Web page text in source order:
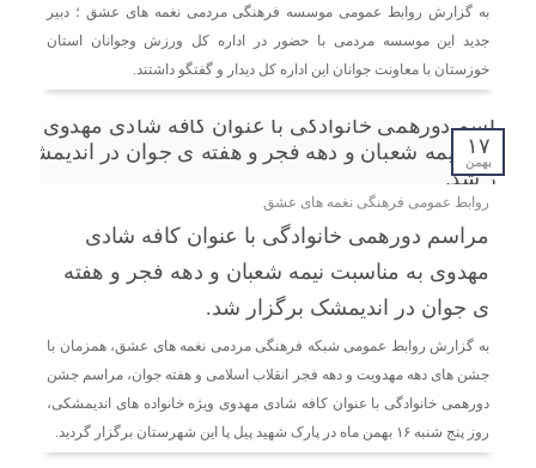
به گزارش روابط عمومی موسسه فرهنگی مردمی نغمه های عشق ؛ دبیر
جدید این موسسه مردمی با حضور در اداره کل ورزش وجوانان استان
خوزستان با معاونت جوانان این اداره کل دیدار و گفتگو داشتند.
۱۷
بهمن
روابط عمومی فرهنگی نغمه های عشق
مراسم دورهمی خانوادگی با عنوان کافه شادی
مهدوی به مناسبت نیمه شعبان و دهه فجر و هفته
ی جوان در اندیمشک برگزار شد.
به گزارش روابط عمومی شبکه فرهنگی مردمی نغمه های عشق، همزمان با
جشن های دهه مهدویت و دهه فجر انقلاب اسلامی و هفته جوان، مراسم جشن
دورهمی خانوادگی با عنوان کافه شادی مهدوی ویژه خانواده های اندیمشکی،
روز پنج شنبه ۱۶ بهمن ماه در پارک شهید پیل پا این شهرستان برگزار گردید.